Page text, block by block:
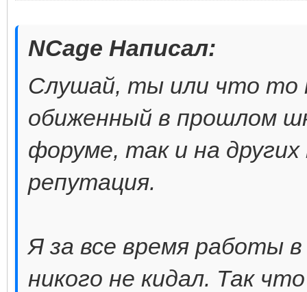
NCage Написал:
Слушай, ты или что то
обиженный в прошлом
форуме, так и на
репутация.
Я за все время работы
никого не кидал. Так